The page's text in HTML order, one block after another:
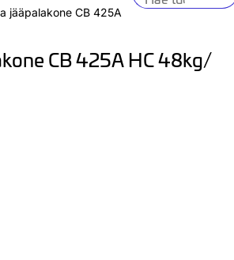
jääpalakone CB 425A
CB 425A HC 48kg/